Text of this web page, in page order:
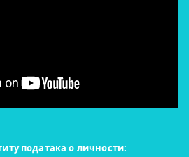
података о личности: